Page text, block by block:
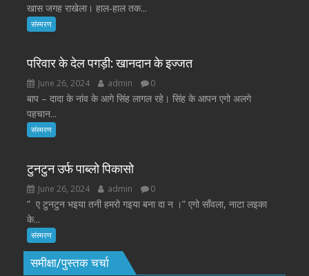
खास जगह राखेला। हाल-हाल तक...
संस्मरण
परिवार के देल पगड़ी: खानदान के इज्जत
June 26, 2024 admin 0
बाप – दादा के नांव के आगे सिंह लागल रहे। सिंह के आपन एगो अलगे
पहचान...
संस्मरण
टुनटुन उर्फ पाब्लो पिकासो
June 26, 2024 admin 0
” ए टुनटुन भइया तनी हमरो गइया बना दा न ।” एगो साँवला, नाटा लइका
के...
संस्मरण
समीक्षा/पुस्तक चर्चा